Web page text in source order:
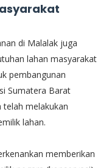
di Malalak juga
lahan masyarakat
pembangunan
Sumatera Barat
melakukan
lahan.
memberikan